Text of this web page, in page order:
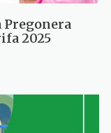
Pregonera
2025